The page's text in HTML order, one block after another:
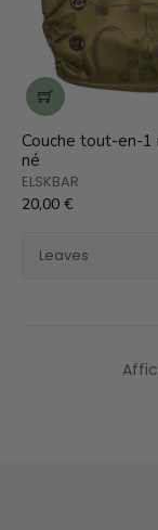
Couche tout-en-1
né
ELSKBAR
20,00 €